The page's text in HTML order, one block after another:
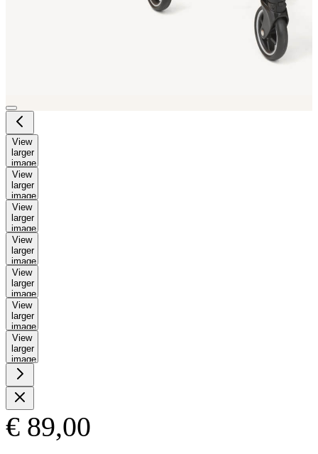
View
larger
image
View
larger
image
View
larger
image
View
larger
image
View
larger
image
View
larger
image
View
larger
image
€ 89,00